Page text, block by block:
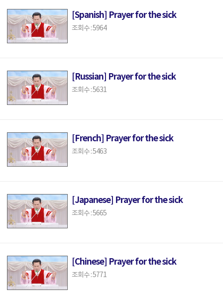
[Spanish] Prayer for the sick
조회수 : 5964
[Russian] Prayer for the sick
조회수 : 5631
[French] Prayer for the sick
조회수 : 5463
[Japanese] Prayer for the sick
조회수 : 5665
[Chinese] Prayer for the sick
조회수 : 5771